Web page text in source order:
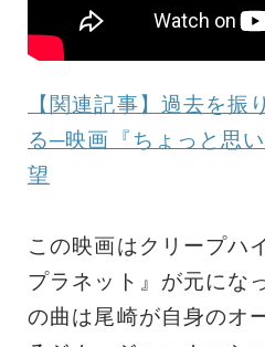
【関連記事】過去を振
る─映画『ちょっと思
望
この映画はクリープハ
プラネット』が元にな
の曲は尾崎が自身のオ